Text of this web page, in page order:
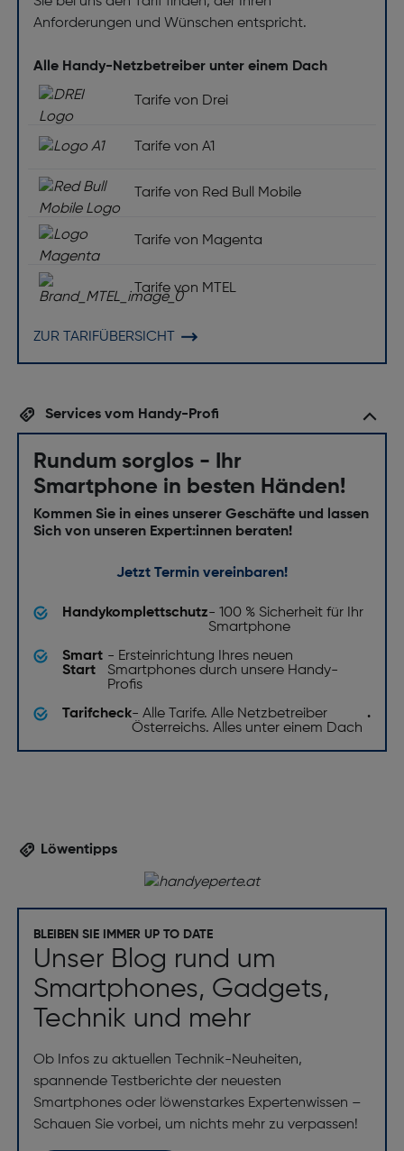
Annäherungssensor: Ja
Gewicht und Abmessungen
Breite [mm]: 74.42
Bildschirm
Display Glasart: Gorilla Glass
Gorilla Glass-Ausführung: Gorilla Glass Victus 2
High Dynamic Range Video Unterstützung: Ja
Bildschirmdiagonale ["]: 6.67
Bildschirmauflösung [Pixel]: 2712 x 1220
Prozessor: 7300 Ultra
Speichermedium
RAM-Typ: LPDDR4X
RAM-Kapazität [GB]: 8
Interne Speicherkapazität [GB]: 256
Rückkamera-Typ: Dreifach-Kamera
Auflösung Rückkamera (numerisch) [MP]: 200
Auflösung zweite Rückkamera (numerisch) [MP]: 8
Frontkamera-Typ: Einzelne Kamera
USB-Stecker: USB Typ-C
Netzwerk
SIM-Kartensteckplätze: Dual-SIM
Wi-Fi Direct: Ja
(802.11n), Wi-Fi 5 (802.11ac), Wi-Fi 6 (802.11ax)
Bluetooth-Version: 5.4
Anforderungen und Wünschen entspricht.
Alle Handy-Netzbetreiber unter einem Dach
Tarife von Drei
Tarife von A1
Tarife von Red Bull Mobile
Tarife von Magenta
Tarife von MTEL
ZUR TARIFÜBERSICHT
Services vom Handy-Profi
Rundum sorglos - Ihr
Smartphone in besten Händen!
Kommen Sie in eines unserer Geschäfte und lassen
Sich von unseren Expert:innen beraten!
Jetzt Termin vereinbaren!
Handykomplettschutz- 100 % Sicherheit für Ihr
Smartphone
Smart
Start
- Ersteinrichtung Ihres neuen
Smartphones durch unsere Handy-
Profis
Tarifcheck- Alle Tarife. Alle Netzbetreiber
Österreichs. Alles unter einem Dach
.
Löwentipps
BLEIBEN SIE IMMER UP TO DATE
Unser Blog rund um
Smartphones, Gadgets,
Technik und mehr
Ob Infos zu aktuellen Technik-Neuheiten,
spannende Testberichte der neuesten
Smartphones oder löwenstarkes Expertenwissen –
Schauen Sie vorbei, um nichts mehr zu verpassen!